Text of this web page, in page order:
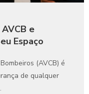
e
Espaço
(AVCB) é
de qualquer